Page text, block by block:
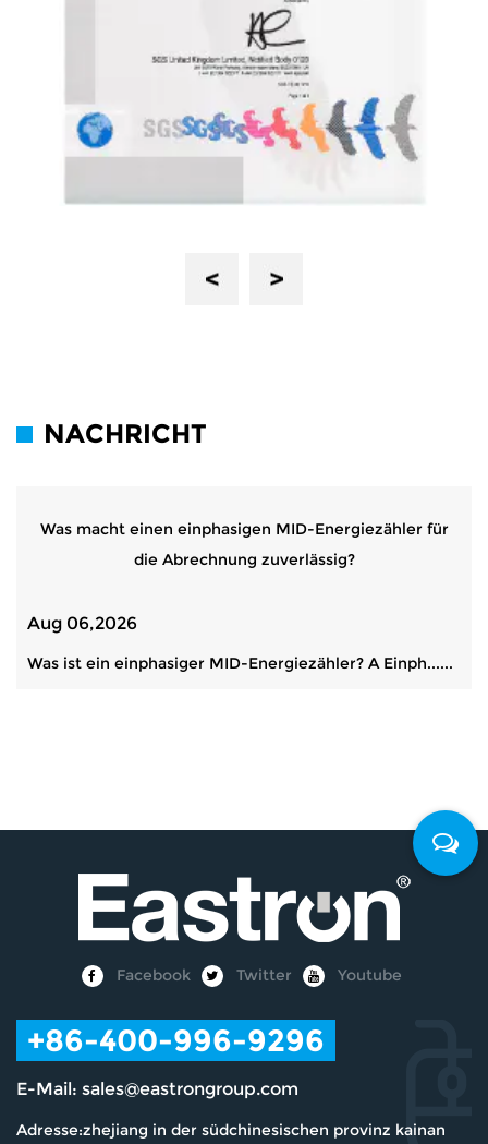
Previous Next
NACHRICHT
Was macht einen einphasigen MID-Energiezähler für
die Abrechnung zuverlässig?
Aug 06,2026
Was ist ein einphasiger MID-Energiezähler? A Einph......
Facebook Twitter Youtube
+86-400-996-9296
E-Mail: sales@eastrongroup.com
Adresse:zhejiang in der südchinesischen provinz kainan